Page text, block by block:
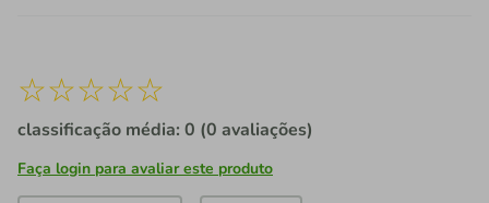
☆☆☆☆☆
classificação média: 0 (0 avaliações)
Faça login para avaliar este produto